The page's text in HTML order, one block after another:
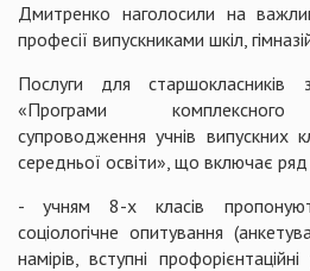
Дмитренко наголосили на
професії випускниками шкіл,
Послуги для
«Програми комплексного
супроводження учнів випускних
середньої освіти», що включає ряд
- учням 8-х класів
соціологічне опитування
намірів, вступні